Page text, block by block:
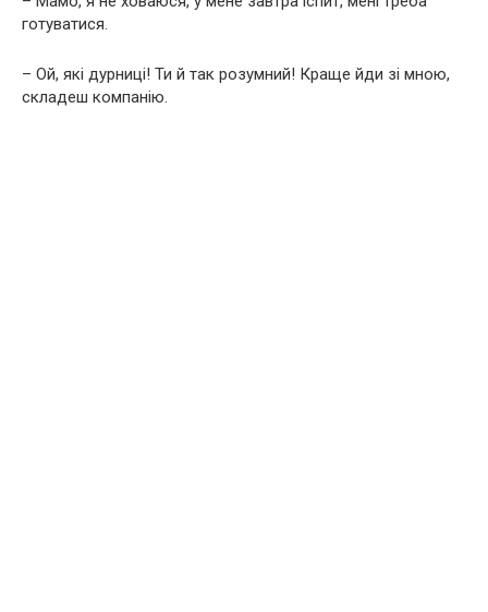
готуватися.
– Ой, які дурниці! Ти й так розумний! Краще йди зі мною,
складеш компанію.